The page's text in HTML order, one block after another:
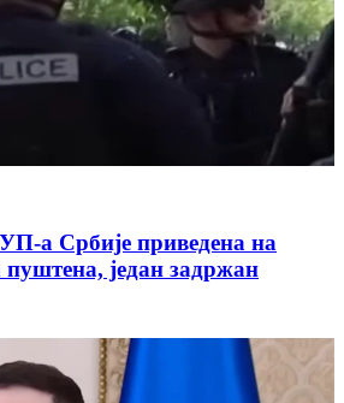
а Србије приведена на
један задржан